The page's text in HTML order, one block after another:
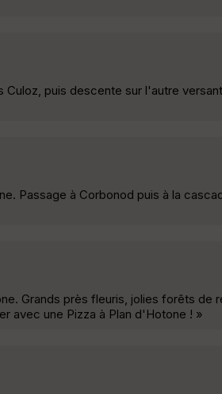
Culoz, puis descente sur l'autre
Passage à Corbonod puis à la
Grands près fleuris, jolies forêts de
avec une Pizza à Plan d'Hotone ! »